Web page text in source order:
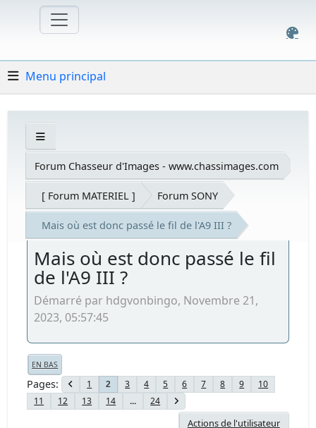
Menu principal
Forum Chasseur d'Images - www.chassimages.com
[ Forum MATERIEL ] Forum SONY
Mais où est donc passé le fil de l'A9 III ?
Mais où est donc passé le fil
de l'A9 III ?
Démarré par hdgvonbingo, Novembre 21,
2023, 05:57:45
EN BAS
Pages 1 2 3 4 5 6 7 8 9
10
11
12 13 14 ... 24
Actions de l'utilisateur